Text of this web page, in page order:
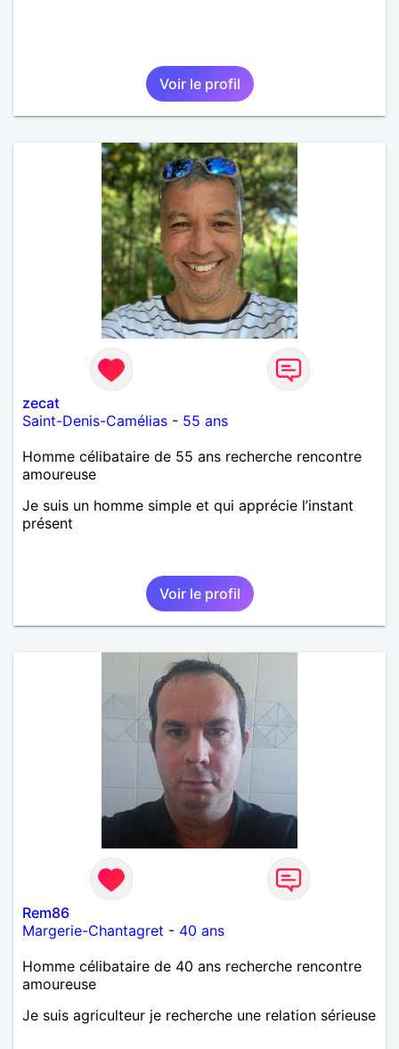
Voir le profil
zecat
Saint-Denis-Camélias - 55 ans
Homme célibataire de 55 ans recherche rencontre
amoureuse
Je suis un homme simple et qui apprécie l’instant
présent
Voir le profil
Rem86
Margerie-Chantagret - 40 ans
Homme célibataire de 40 ans recherche rencontre
amoureuse
Je suis agriculteur je recherche une relation sérieuse